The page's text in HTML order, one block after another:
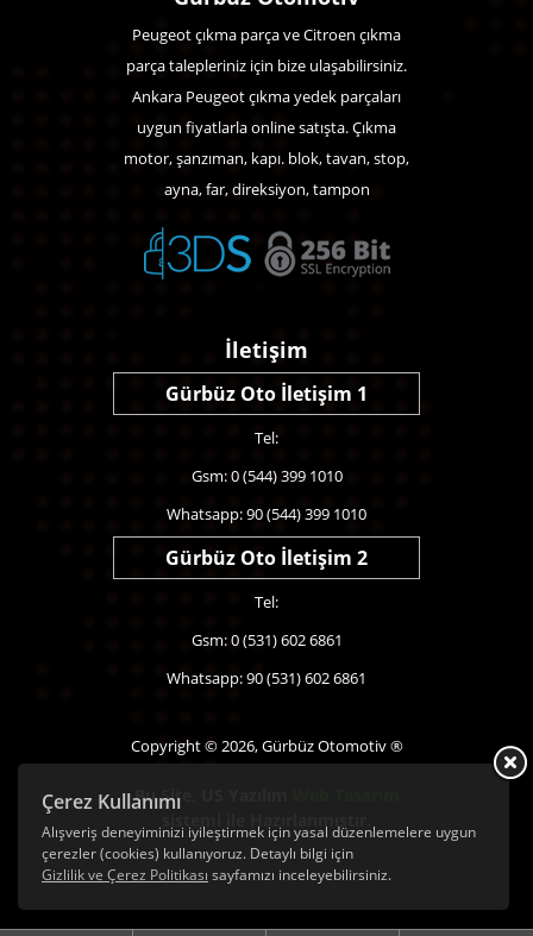
Çerez Kullanımı
Alışveriş deneyiminizi iyileştirmek için yasal düzenlemelere uygun
çerezler (cookies) kullanıyoruz. Detaylı bilgi için
Gizlilik ve Çerez Politikası sayfamızı inceleyebilirsiniz.
Peugeot çıkma parça ve Citroen çıkma
parça talepleriniz için bize ulaşabilirsiniz.
Ankara Peugeot çıkma yedek parçaları
uygun fiyatlarla online satışta. Çıkma
motor, şanzıman, kapı. blok, tavan, stop,
ayna, far, direksiyon, tampon
İletişim
Gürbüz Oto İletişim 1
Tel:
Gsm: 0 (544) 399 1010
Whatsapp: 90 (544) 399 1010
Gürbüz Oto İletişim 2
Tel:
Gsm: 0 (531) 602 6861
Whatsapp: 90 (531) 602 6861
Copyright © 2026, Gürbüz Otomotiv ®
Bu Site,